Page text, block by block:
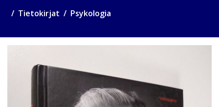
Tietokirjat Psykologia